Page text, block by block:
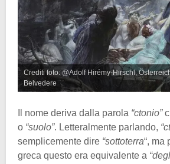
Crediti foto: @Adolf Hirémy-Hirschl,
Belvedere
Il nome deriva dalla parola “ctonio”
o “suolo”. Letteralmente parlando,
semplicemente dire “sottoterra“, ma
greca questo era equivalente a